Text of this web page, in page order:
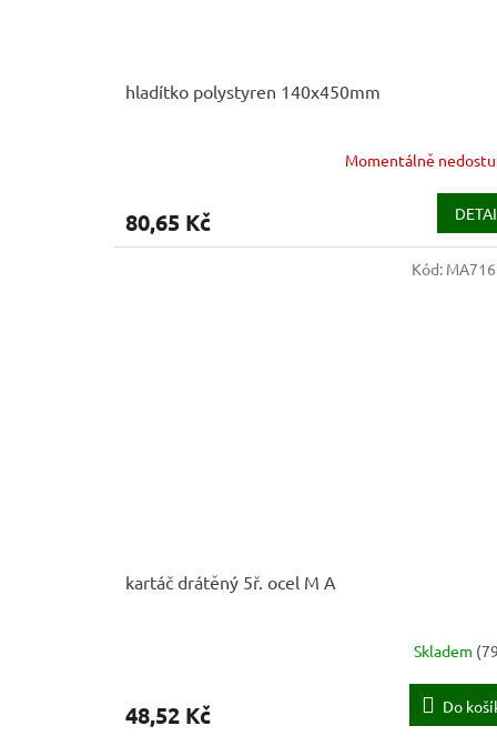
hladítko polystyren 140x450mm
Momentálně
80,65 Kč
kartáč drátěný 5ř. ocel M A
Skladem (
48,52 Kč Do
Kód: